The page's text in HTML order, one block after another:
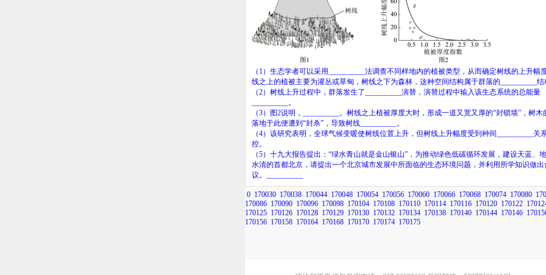
（ 1）生态学者可以采用
法调查不同样地内的植被类型，从而确定树线的上升幅
线之上的植被主要为灌丛或草甸，树线之下为森林，这种空间结构属于群落的
结
（2）树线上升过程中，群落发生了
演替，演替过程中输入该生态系统的总能量
。
（3）图2说明，
。树线之上植被厚度大时，形成一道又宽又厚的“封锁墙”，树木
落地于此便遭到“封杀”，导致树线
。
（4）该研究表明，全球气候变暖使树线位置上升，但树线上升幅度受到种间
关
控。
（5）十九大报告提出：“绿水青山就是金山银山”，为推动绿色低碳循环发展，建设天蓝、
水清的首都北京，请提出一个北京城市发展中所面临的生态环境问题，并利用所学知识做出
议。
0 170030 170038 170044 170048 170054 170056 170060 170066 170068 170074 170080
170086 170090 170096 170098 170104 170108 170110 170114 170116 170120 170122
170125 170126 170128 170129 170130 170132 170134 170138 170140 170144 170146
170156 170158 170164 170168 170170 170174 170175